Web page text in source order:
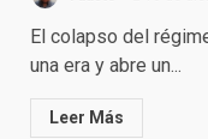
El colapso del
una era y abre un...
Leer Más